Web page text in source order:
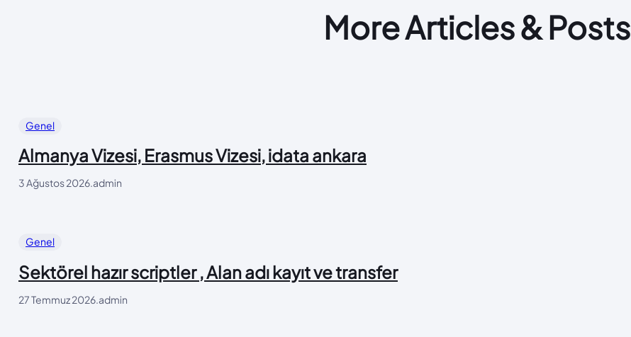
More Articles & Posts
Genel
Almanya Vizesi, Erasmus Vizesi, idata ankara
3 Ağustos 2026.admin
Genel
Sektörel hazır scriptler , Alan adı kayıt ve transfer
27 Temmuz 2026 admin